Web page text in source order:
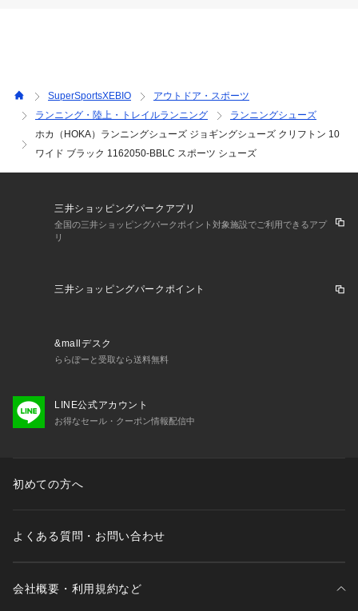
予告なく変更することがあります。あらかじめご了承くださ
い。ホカ HOKA スーパースポーツゼビオ ゼビオ Super Sport
s XEBIO トレーニングシューズ 靴 ランニングシューズ Lady's
Ladys レディース れでぃーす 女性 マラソン ランニング CLIF
靴 部活 快適 履き心地 軽量 クッション性 フィット感 通気性
黒 ブラック 2604topsale_m
SuperSportsXEBIO
アウトドア・スポーツ
ランニング・陸上・トレイルランニング
ランニングシューズ
ホカ（HOKA）ランニングシューズ ジョギングシューズ クリフトン 10
ワイド ブラック 1162050-BBLC スポーツ シューズ
三井ショッピングパークアプリ
全国の三井ショッピングパークポイント対象施設でご利用できるアプ
リ
三井ショッピングパークポイント
&mallデスク
ららぽーと受取なら送料無料
LINE公式アカウント
お得なセール・クーポン情報配信中
初めての方へ
よくある質問・お問い合わせ
会社概要・利用規約など